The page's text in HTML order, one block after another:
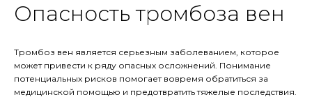
Опасность тромбоза вен
Тромбоз вен является серьезным заболеванием, которое
может привести к ряду опасных осложнений. Понимание
потенциальных рисков помогает вовремя обратиться за
медицинской помощью и предотвратить тяжелые последствия.